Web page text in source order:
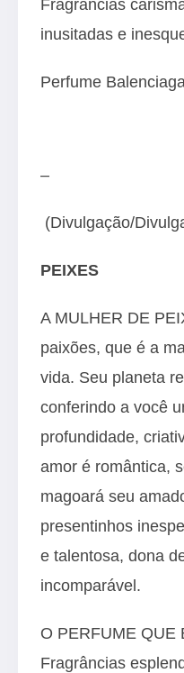
Fragrâncias
inusitadas e
Perfume
–
(Divulgação/
PEIXES
A MULHER DE
paixões, que é a
vida. Seu planeta
conferindo a você
profundidade,
amor é romântica,
magoará seu
presentinhos
e talentosa, dona
incomparável.
O PERFUME QUE
Fragrâncias